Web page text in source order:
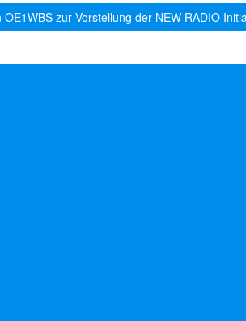
OE1WBS zur Vorstellung der NEW RADIO